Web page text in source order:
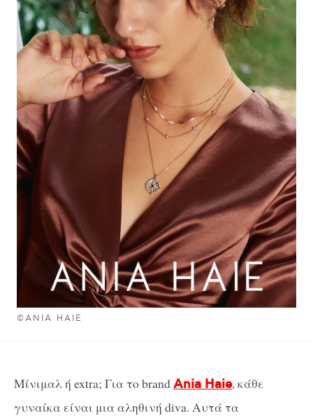
©ANIA HAIE
Μίνιμαλ ή extra; Για το brandAnia Haie, κάθε
γυναίκα είναι μια αληθινή diva. Αυτά τα